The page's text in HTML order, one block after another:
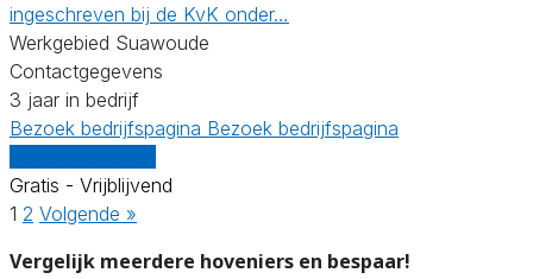
ingeschreven bij de KvK onder…
Werkgebied Suawoude
Contactgegevens
3 jaar in bedrijf
Bezoek bedrijfspagina Bezoek bedrijfspagina
Gratis - Vrijblijvend
1 2 Volgende »
Vergelijk meerdere hoveniers en bespaar!